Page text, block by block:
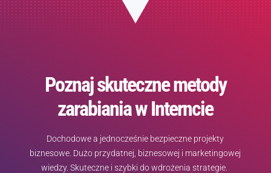
Poznaj skuteczne metody
zarabiania w Interncie
Dochodowe a jednocześnie bezpieczne projekty
biznesowe. Dużo przydatnej, biznesowej i marketingowej
wiedzy. Skuteczne i szybki do wdrożenia strategie.